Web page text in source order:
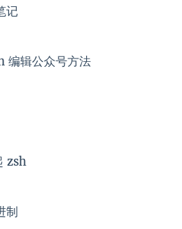
记
编辑公众号方法
zsh
制